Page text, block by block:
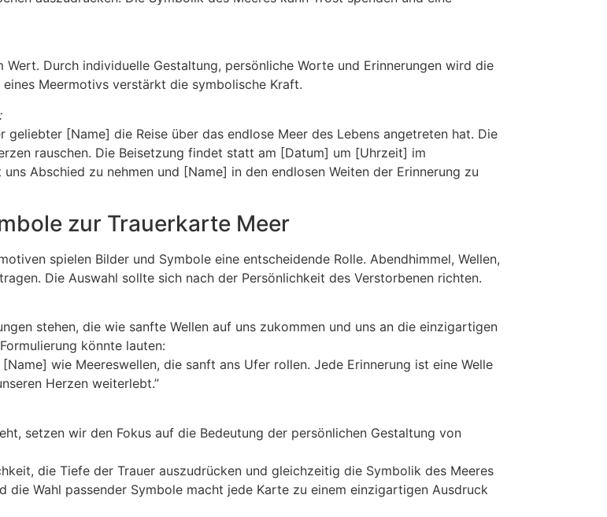
Durch individuelle Gestaltung, persönliche Worte und Erinnerungen wird die
Meermotivs verstärkt die symbolische Kraft.
[Name] die Reise über das endlose Meer des Lebens angetreten hat. Die
rauschen. Die Beisetzung findet statt am [Datum] um [Uhrzeit] im
Abschied zu nehmen und [Name] in den endlosen Weiten der Erinnerung zu
zur Trauerkarte Meer
spielen Bilder und Symbole eine entscheidende Rolle. Abendhimmel, Wellen,
Die Auswahl sollte sich nach der Persönlichkeit des Verstorbenen richten.
stehen, die wie sanfte Wellen auf uns zukommen und uns an die einzigartigen
könnte lauten:
wie Meereswellen, die sanft ans Ufer rollen. Jede Erinnerung ist eine Welle
Herzen weiterlebt.”
setzen wir den Fokus auf die Bedeutung der persönlichen Gestaltung von
die Tiefe der Trauer auszudrücken und gleichzeitig die Symbolik des Meeres
Wahl passender Symbole macht jede Karte zu einem einzigartigen Ausdruck